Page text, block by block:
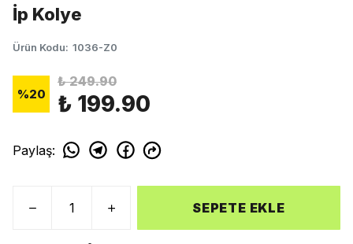
İp Kolye
Ürün Kodu: 1036-Z0
%20
₺ 249.90
₺ 199.90
Paylaş:
SEPETE EKLE